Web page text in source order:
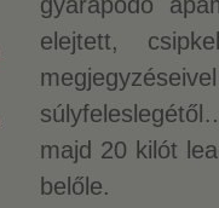
elejtett,
majd 20 kilót
belőle.